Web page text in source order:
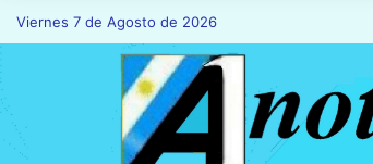
Viernes 7 de Agosto de 2026Hoy es Viernes 7 de